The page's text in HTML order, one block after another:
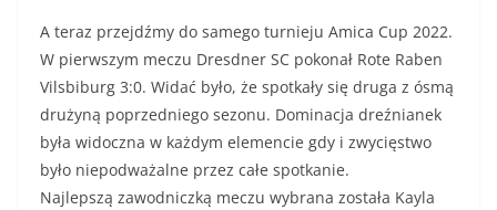
A teraz przejdźmy do samego turnieju Amica Cup 2022.
W pierwszym meczu Dresdner SC pokonał Rote Raben
Vilsbiburg 3:0. Widać było, że spotkały się druga z ósmą
drużyną poprzedniego sezonu. Dominacja dreźnianek
była widoczna w każdym elemencie gdy i zwycięstwo
było niepodważalne przez całe spotkanie.
Najlepszą zawodniczką meczu wybrana została Kayla